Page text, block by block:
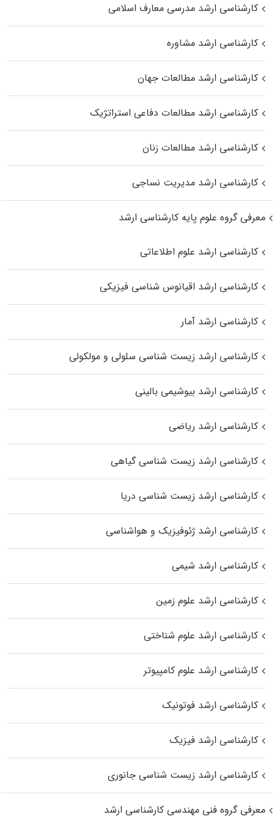
کارشناسی ارشد مدرسی معارف اسلامی
کارشناسی ارشد مشاوره
کارشناسی ارشد مطالعات جهان
کارشناسی ارشد مطالعات دفاعی استراتژیک
کارشناسی ارشد مطالعات زنان
کارشناسی ارشد مدیریت نساجی
معرفی گروه علوم پایه کارشناسی ارشد
کارشناسی ارشد علوم اطلاعاتی
کارشناسی ارشد اقیانوس‌ شناسی فیزیکی
کارشناسی ارشد آمار
کارشناسی ارشد زیست شناسی سلولی و مولکولی
کارشناسی ارشد بیوشیمی بالینی
کارشناسی ارشد ریاضی
کارشناسی ارشد زیست‌ شناسی گیاهی
کارشناسی ارشد زیست‌ شناسی دریا
کارشناسی ارشد ژئوفیزیک و هواشناسی
کارشناسی ارشد شیمی
کارشناسی ارشد علوم زمین
کارشناسی ارشد علوم شناختی
کارشناسی ارشد علوم کامپیوتر
کارشناسی ارشد فوتونیک
کارشناسی ارشد فیزیک
کارشناسی ارشد زیست‌ شناسی جانوری
معرفی گروه فنی مهندسی کارشناسی ارشد